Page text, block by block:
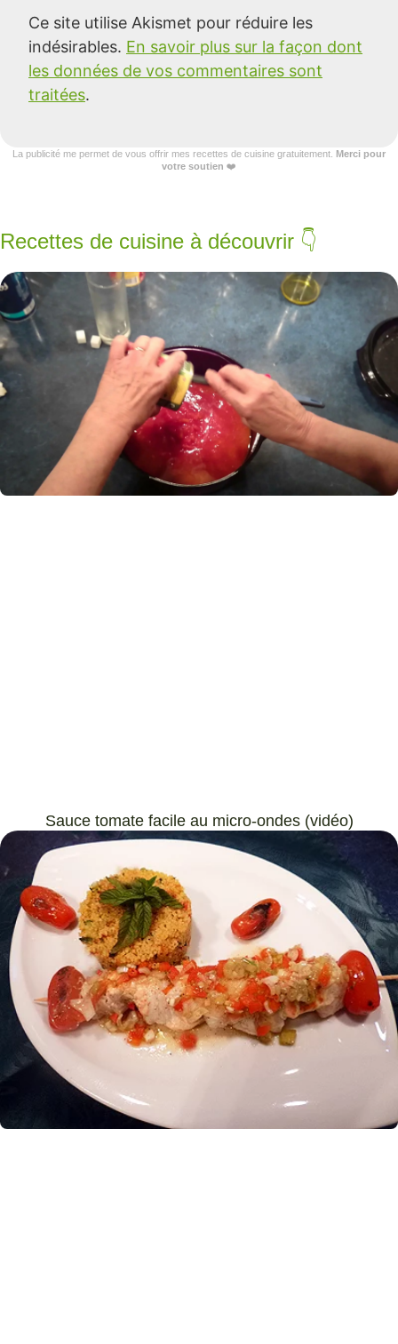
Ce site utilise Akismet pour réduire les
indésirables. En savoir plus sur la façon dont
les données de vos commentaires sont
traitées.
La publicité me permet de vous offrir mes recettes de cuisine gratuitement.
Merci pour
votre soutien ❤️
Recettes de cuisine à découvrir 👇
Sauce tomate facile au micro-ondes (vidéo)